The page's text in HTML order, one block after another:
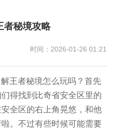
者秘境攻略
时间：2026-01-26 01:21
王者秘境怎么玩吗？首先
得找到比奇省安全区里的
全区的右上角晃悠，和他
。不过有些时候可能需要